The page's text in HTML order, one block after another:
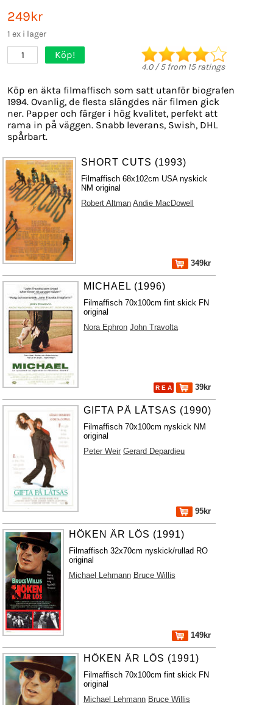
249kr
1 ex i lager
1 Köp!
4.0/5from 15ratings
Köp en äkta filmaffisch som satt utanför biografen
1994. Ovanlig, de flesta slängdes när filmen gick
ner. Papper och färger i hög kvalitet, perfekt att
rama in på väggen. Snabb leverans, Swish, DHL
spårbart.
SHORT CUTS (1993)
Filmaffisch 68x102cm USA nyskick
NM original
Robert Altman Andie MacDowell
349kr
MICHAEL (1996)
Filmaffisch 70x100cm fint skick FN
original
Nora Ephron John Travolta
R E A 39kr
GIFTA PÅ LÅTSAS (1990)
Filmaffisch 70x100cm nyskick NM
original
Peter Weir Gerard Depardieu
95kr
HÖKEN ÄR LÖS (1991)
Filmaffisch 32x70cm nyskick/rullad RO
original
Michael Lehmann Bruce Willis
149kr
HÖKEN ÄR LÖS (1991)
Filmaffisch 70x100cm fint skick FN
original
Michael Lehmann Bruce Willis